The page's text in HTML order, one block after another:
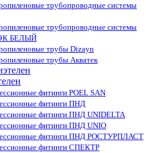
трубопроводные системы
трубопроводные системы
БЕЛЫЙ
трубы Dizayn
трубы Акватек
фитинги POEL SAN
фитинги ПНД
фитинги ПНД UNIDELTA
фитинги ПНД UNIO
фитинги ПНД РОСТУРПЛАСТ
фитинги СПЕКТР